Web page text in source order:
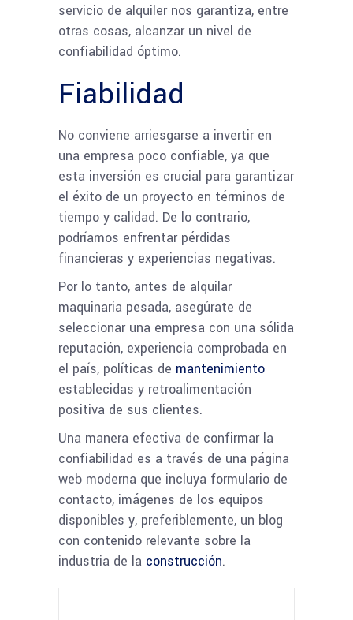
servicio de alquiler nos garantiza, entre
otras cosas, alcanzar un nivel de
confiabilidad óptimo.
Fiabilidad
No conviene arriesgarse a invertir en
una empresa poco confiable, ya que
esta inversión es crucial para garantizar
el éxito de un proyecto en términos de
tiempo y calidad. De lo contrario,
podríamos enfrentar pérdidas
financieras y experiencias negativas.
Por lo tanto, antes de alquilar
maquinaria pesada, asegúrate de
seleccionar una empresa con una sólida
reputación, experiencia comprobada en
el país, políticas de mantenimiento
establecidas y retroalimentación
positiva de sus clientes.
Una manera efectiva de confirmar la
confiabilidad es a través de una página
web moderna que incluya formulario de
contacto, imágenes de los equipos
disponibles y, preferiblemente, un blog
con contenido relevante sobre la
industria de la construcción.